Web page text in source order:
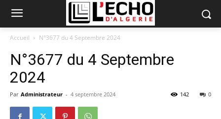
Accueil N°3677 du 4 Septembre 2024
N°3677 du 4 Septembre
2024
Par Administrateur - 4 septembre 2024 0
142